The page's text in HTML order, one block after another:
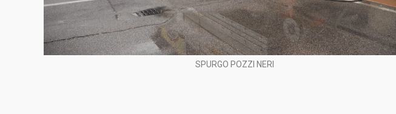
SPURGO POZZI NERI